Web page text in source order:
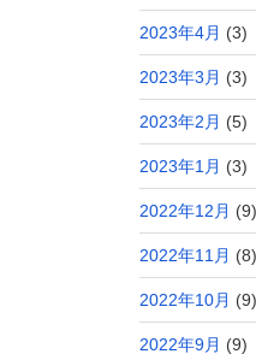
2023年4月 (3)
2023年3月 (3)
2023年2月 (5)
2023年1月 (3)
2022年12月 (9)
2022年11月 (8)
2022年10月 (9)
2022年9月 (9)